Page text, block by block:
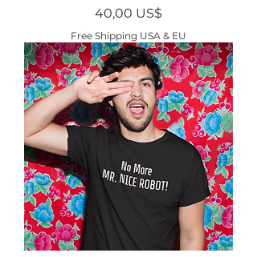
Precio
40,00 US$
Free Shipping USA & EU